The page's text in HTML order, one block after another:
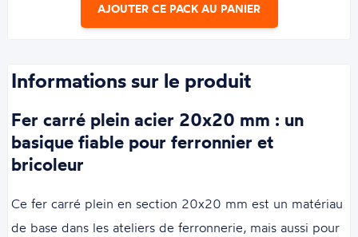
AJOUTER CE PACK AU PANIER
Informations sur le produit
Fer carré plein acier 20x20 mm : un
basique fiable pour ferronnier et
bricoleur
Ce fer carré plein en section 20x20 mm est un matériau
de base dans les ateliers de ferronnerie, mais aussi pour